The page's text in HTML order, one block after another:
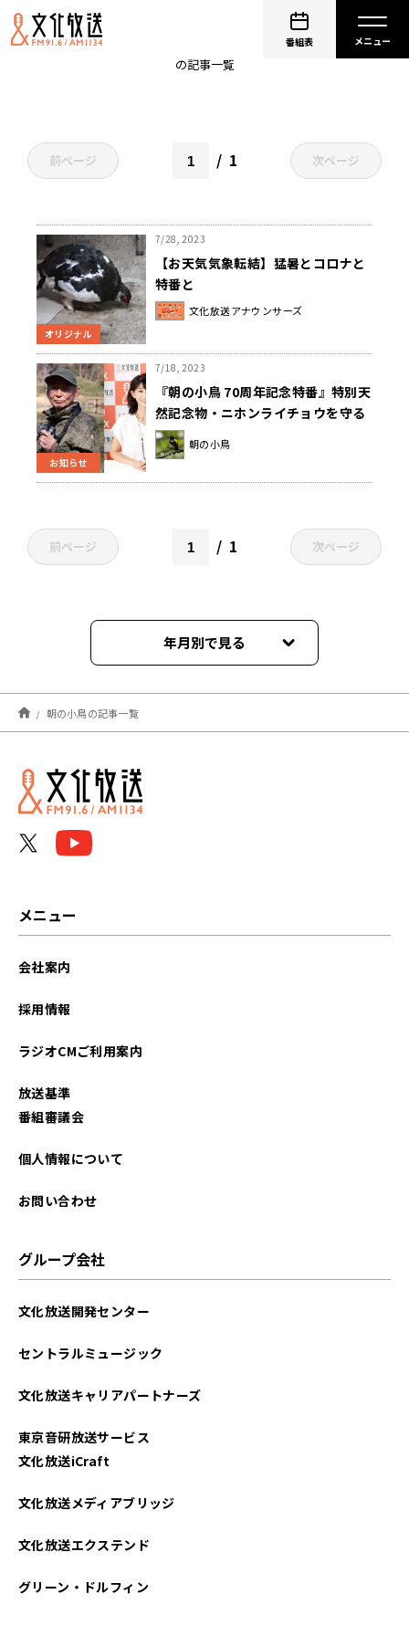
番組表
の記事一覧
前ページ 1 次ページ
オリジナル
7/28, 2023
【お天気気象転結】猛暑とコロナと
特番と
文化放送アナウンサーズ
お知らせ
7/18, 2023
『朝の小鳥 70周年記念特番』特別天
然記念物・ニホンライチョウを守る
活動を取材ほか 8/11(金・祝)午後
12時から放送
朝の小鳥
前ページ 1 次ページ
年月別で見る
2024年12月
2023年08月
2023年07月
朝の小鳥の記事一覧
メニュー
会社案内
採用情報
ラジオCMご利用案内
放送基準
番組審議会
個人情報について
お問い合わせ
グループ会社
文化放送開発センター
セントラルミュージック
文化放送キャリアパートナーズ
東京音研放送サービス
文化放送iCraft
文化放送メディアブリッジ
文化放送エクステンド
グリーン・ドルフィン